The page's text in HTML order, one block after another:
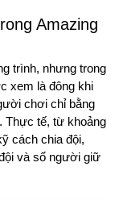
Amazing
trình, nhưng trong
xem là đông khi
chơi chỉ bằng
Thực tế, từ khoảng
cách chia đội,
và số người giữ